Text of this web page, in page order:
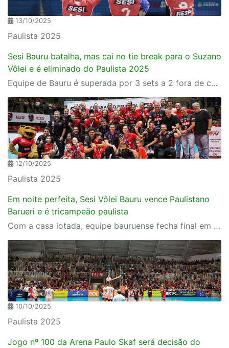
13/10/2025
Paulista 2025
Sesi Bauru batalha, mas cai no tie break para o Suzano
Vôlei e é eliminado do Paulista 2025
Equipe de Bauru é superada por 3 sets a 2 fora de casa e se despede da competição
12/10/2025
Paulista 2025
Em noite perfeita, Sesi Vôlei Bauru vence Paulistano
Barueri e é tricampeão paulista
Com a casa lotada, equipe bauruense fecha final em 3 sets a 0 e conquista título de maneira invicta
10/10/2025
Paulista 2025
Jogo nº 100 da Arena Paulo Skaf será decisão do